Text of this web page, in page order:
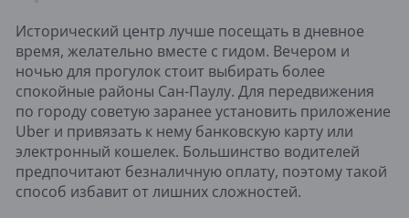
Исторический центр лучше посещать в дневное
время, желательно вместе с гидом. Вечером и
ночью для прогулок стоит выбирать более
спокойные районы Сан-Паулу. Для передвижения
по городу советую заранее установить приложение
Uber и привязать к нему банковскую карту или
электронный кошелек. Большинство водителей
предпочитают безналичную оплату, поэтому такой
способ избавит от лишних сложностей.